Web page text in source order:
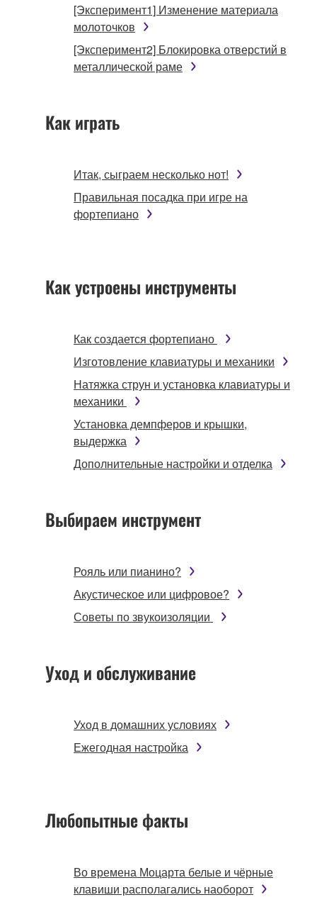
[Эксперимент1] Изменение материала
молоточков
[Эксперимент2] Блокировка отверстий в
металлической раме
Как играть
Итак, сыграем несколько нот!
Правильная посадка при игре на
фортепиано
Как устроены инструменты
Как создается фортепиано
Изготовление клавиатуры и механики
Натяжка струн и установка клавиатуры и
механики
Установка демпферов и крышки,
выдержка
Дополнительные настройки и отделка
Выбираем инструмент
Рояль или пианино?
Акустическое или цифровое?
Советы по звукоизоляции
Уход и обслуживание
Уход в домашних условиях
Ежегодная настройка
Любопытные факты
Во времена Моцарта белые и чёрные
клавиши располагались наоборот